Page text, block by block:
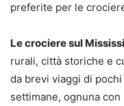
preferite per le
Le crociere sul
rurali, città storiche e
da brevi viaggi di
settimane, ognuna